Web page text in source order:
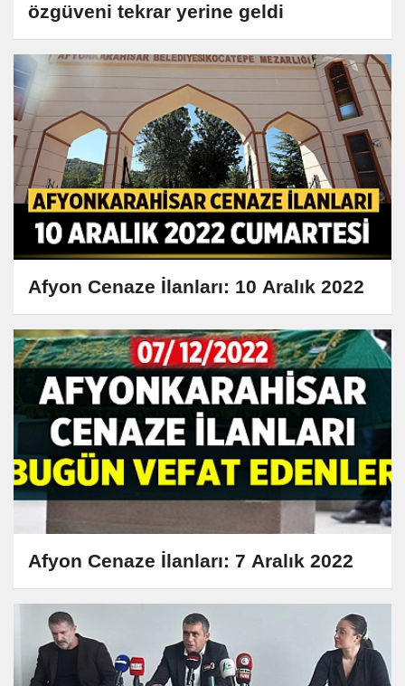
özgüveni tekrar yerine geldi
Afyon Cenaze İlanları: 10 Aralık 2022
Afyon Cenaze İlanları: 7 Aralık 2022